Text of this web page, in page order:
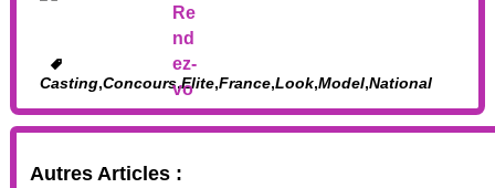
Casting,Concours,Elite,France,Look,Model,National
Autres Articles :